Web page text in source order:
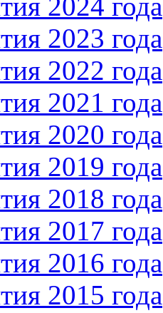
2023 года
2022 года
2021 года
2020 года
2019 года
2018 года
2017 года
2016 года
2015 года